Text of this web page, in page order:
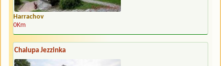
Harrachov
0Km
Chalupa Jezzinka